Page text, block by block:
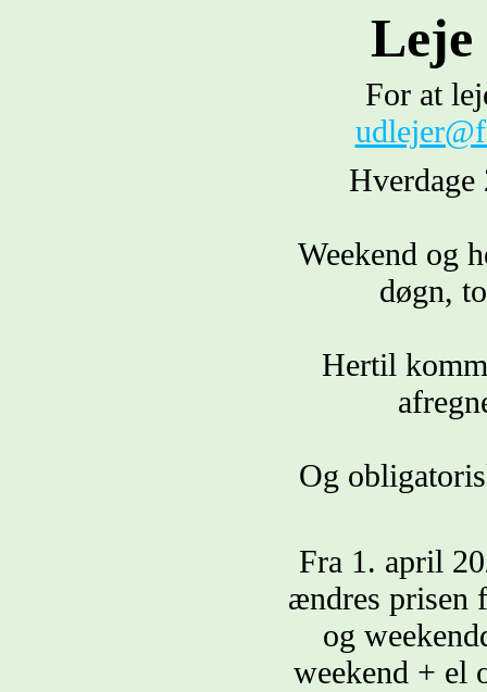
Leje
For at
Hverdage
Weekend og
døgn,
Hertil
Og
Fra 1. april
ændres prisen
og
weekend + el